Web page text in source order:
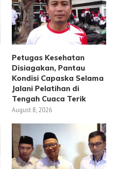
Petugas Kesehatan
Disiagakan, Pantau
Kondisi Capaska Selama
Jalani Pelatihan di
Tengah Cuaca Terik
August 8, 2026